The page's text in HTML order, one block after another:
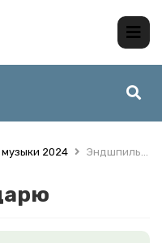
2024 Эндшпиль - Я подарю